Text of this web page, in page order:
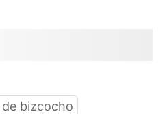
bizcocho